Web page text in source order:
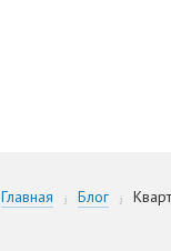
Главная Блог